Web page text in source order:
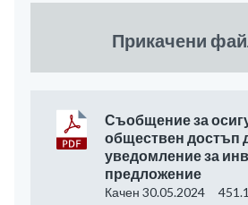
Прикачени
Съобщение за
обществен достъп
уведомление за
предложение
Качен 30.05.2024